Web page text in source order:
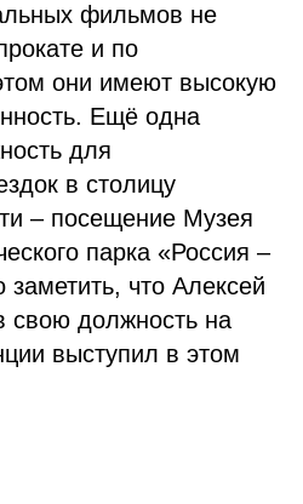
фильмов не
и по
они имеют высокую
Ещё одна
для
в столицу
– посещение Музея
парка «Россия –
что Алексей
свою должность на
выступил в этом